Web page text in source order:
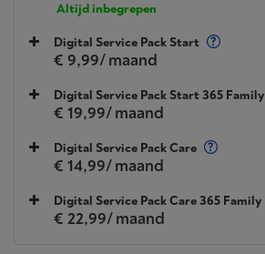
Altijd inbegrepen
Digital Service Pack Start
€ 9,99/ maand
Digital Service Pack Start 365 Family
€ 19,99/ maand
Digital Service Pack Care
€ 14,99/ maand
Digital Service Pack Care 365 Family
€ 22,99/ maand